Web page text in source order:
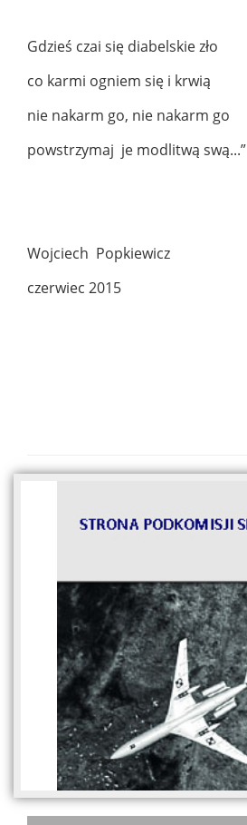
Gdzieś czai się diabelskie zło
co karmi ogniem się i krwią
nie nakarm go, nie nakarm go
powstrzymaj je modlitwą swą...”
Wojciech Popkiewicz
czerwiec 2015